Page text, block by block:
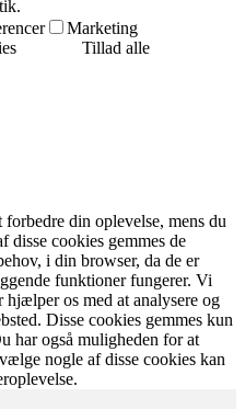
Marketing
Tillad alle
din oplevelse, mens du
disse cookies gemmes de
i din browser, da de er
funktioner fungerer. Vi
hjælper os med at analysere og
Disse cookies gemmes kun
har også muligheden for at
nogle af disse cookies kan